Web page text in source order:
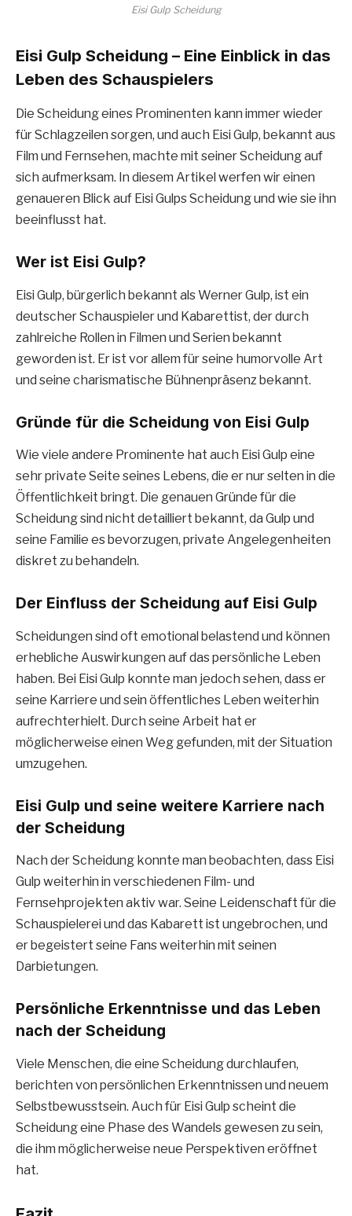
Eisi Gulp Scheidung
Eisi Gulp Scheidung – Eine Einblick in das
Leben des Schauspielers
Die Scheidung eines Prominenten kann immer wieder
für Schlagzeilen sorgen, und auch Eisi Gulp, bekannt aus
Film und Fernsehen, machte mit seiner Scheidung auf
sich aufmerksam. In diesem Artikel werfen wir einen
genaueren Blick auf Eisi Gulps Scheidung und wie sie ihn
beeinflusst hat.
Wer ist Eisi Gulp?
Eisi Gulp, bürgerlich bekannt als Werner Gulp, ist ein
deutscher Schauspieler und Kabarettist, der durch
zahlreiche Rollen in Filmen und Serien bekannt
geworden ist. Er ist vor allem für seine humorvolle Art
und seine charismatische Bühnenpräsenz bekannt.
Gründe für die Scheidung von Eisi Gulp
Wie viele andere Prominente hat auch Eisi Gulp eine
sehr private Seite seines Lebens, die er nur selten in die
Öffentlichkeit bringt. Die genauen Gründe für die
Scheidung sind nicht detailliert bekannt, da Gulp und
seine Familie es bevorzugen, private Angelegenheiten
diskret zu behandeln.
Der Einfluss der Scheidung auf Eisi Gulp
Scheidungen sind oft emotional belastend und können
erhebliche Auswirkungen auf das persönliche Leben
haben. Bei Eisi Gulp konnte man jedoch sehen, dass er
seine Karriere und sein öffentliches Leben weiterhin
aufrechterhielt. Durch seine Arbeit hat er
möglicherweise einen Weg gefunden, mit der Situation
umzugehen.
Eisi Gulp und seine weitere Karriere nach
der Scheidung
Nach der Scheidung konnte man beobachten, dass Eisi
Gulp weiterhin in verschiedenen Film- und
Fernsehprojekten aktiv war. Seine Leidenschaft für die
Schauspielerei und das Kabarett ist ungebrochen, und
er begeistert seine Fans weiterhin mit seinen
Darbietungen.
Persönliche Erkenntnisse und das Leben
nach der Scheidung
Viele Menschen, die eine Scheidung durchlaufen,
berichten von persönlichen Erkenntnissen und neuem
Selbstbewusstsein. Auch für Eisi Gulp scheint die
Scheidung eine Phase des Wandels gewesen zu sein,
die ihm möglicherweise neue Perspektiven eröffnet
hat.